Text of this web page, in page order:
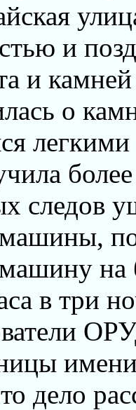
и
и
о
следов
в три
дело